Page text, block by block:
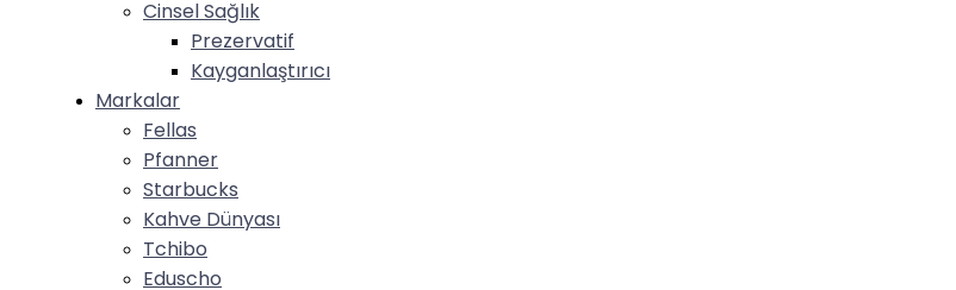
Cinsel Sağlık
Prezervatif
Kayganlaştırıcı
Markalar
Fellas
Pfanner
Starbucks
Kahve Dünyası
Tchibo
Eduscho